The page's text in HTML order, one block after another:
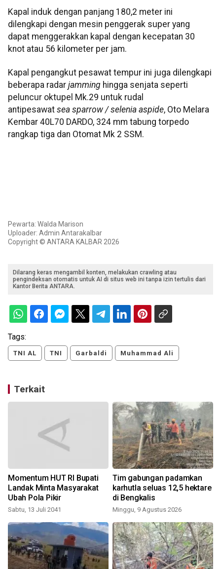
Kapal induk dengan panjang 180,2 meter ini
dilengkapi dengan mesin penggerak super yang
dapat menggerakkan kapal dengan kecepatan 30
knot atau 56 kilometer per jam.
Kapal pengangkut pesawat tempur ini juga dilengkapi
beberapa radar jamming hingga senjata seperti
peluncur oktupel Mk.29 untuk rudal
antipesawat sea sparrow / selenia aspide, Oto Melara
Kembar 40L70 DARDO, 324 mm tabung torpedo
rangkap tiga dan Otomat Mk 2 SSM.
Pewarta: Walda Marison
Uploader: Admin Antarakalbar
Copyright © ANTARA KALBAR 2026
Dilarang keras mengambil konten, melakukan crawling atau
pengindeksan otomatis untuk AI di situs web ini tanpa izin tertulis dari
Kantor Berita ANTARA.
Tags:
TNI AL TNI Garbaldi Muhammad Ali
Terkait
Momentum HUT RI Bupati
Landak Minta Masyarakat
Ubah Pola Pikir
Sabtu, 13 Juli 2041
Tim gabungan padamkan
karhutla seluas 12,5 hektare
di Bengkalis
Minggu, 9 Agustus 2026